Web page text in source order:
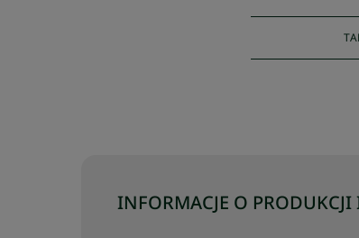
INFORMACJE O